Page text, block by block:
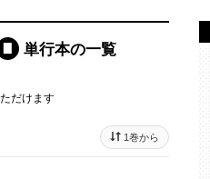
単行本の一覧
だけます
1巻から